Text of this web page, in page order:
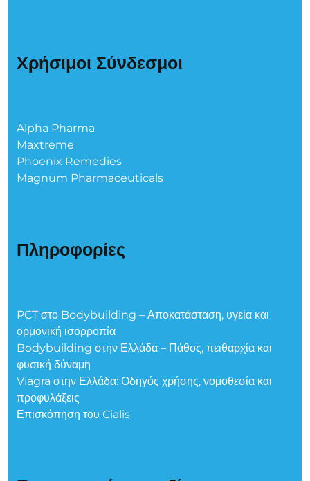
Χρήσιμοι Σύνδεσμοι
Alpha Pharma
Maxtreme
Phoenix Remedies
Magnum Pharmaceuticals
Πληροφορίες
PCT στο Bodybuilding – Αποκατάσταση, υγεία και
ορμονική ισορροπία
Bodybuilding στην Ελλάδα – Πάθος, πειθαρχία και
φυσική δύναμη
Viagra στην Ελλάδα: Οδηγός χρήσης, νομοθεσία και
προφυλάξεις
Επισκόπηση του Cialis